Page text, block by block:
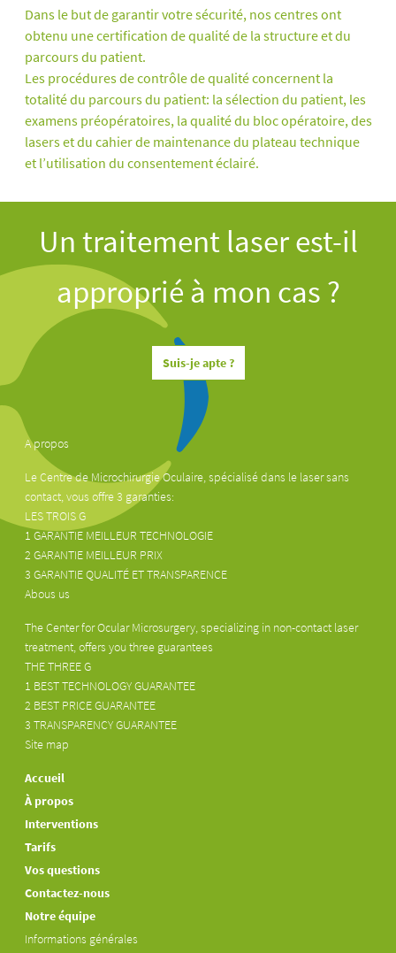
Dans le but de garantir votre sécurité, nos centres ont
obtenu une certification de qualité de la structure et du
parcours du patient.
Les procédures de contrôle de qualité concernent la
totalité du parcours du patient: la sélection du patient, les
examens préopératoires, la qualité du bloc opératoire, des
lasers et du cahier de maintenance du plateau technique
et l’utilisation du consentement éclairé.
Un traitement laser est-il
approprié à mon cas ?
Suis-je apte ?
A propos
Le Centre de Microchirurgie Oculaire, spécialisé dans le laser sans
contact, vous offre 3 garanties:
LES TROIS G
1 GARANTIE MEILLEUR TECHNOLOGIE
2 GARANTIE MEILLEUR PRIX
3 GARANTIE QUALITÉ ET TRANSPARENCE
Abous us
The Center for Ocular Microsurgery, specializing in non-contact laser
treatment, offers you three guarantees
THE THREE G
1 BEST TECHNOLOGY GUARANTEE
2 BEST PRICE GUARANTEE
3 TRANSPARENCY GUARANTEE
Site map
Accueil
À propos
Interventions
Tarifs
Vos questions
Contactez-nous
Notre équipe
Informations générales